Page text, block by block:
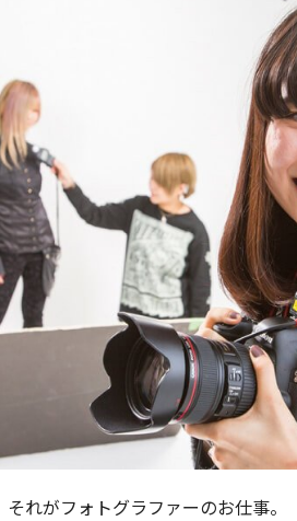
れがフォトグラファーのお仕事。